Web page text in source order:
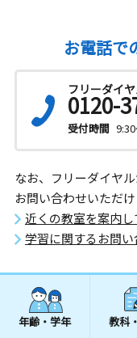
お電話で
フリーダイ
0120-
受付時間
なお、フリーダイヤ
お問い合わせいただけ
近くの教室を案内し
学習に関するお問い
年齢・学年 教科